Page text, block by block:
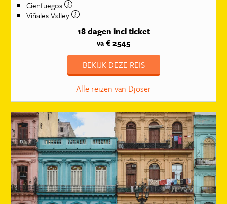
Cienfuegos
Viñales Valley
18 dagen incl ticket
va € 2545
BEKIJK DEZE REIS
Alle reizen van Djoser